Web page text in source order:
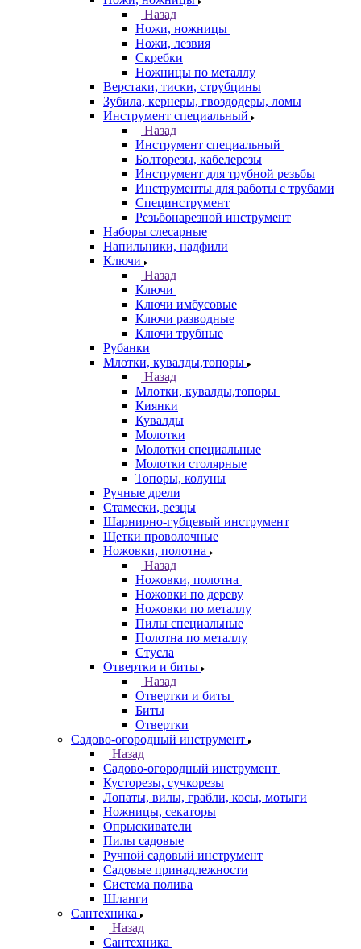
Назад
Ножи, ножницы
Ножи, лезвия
Скребки
Ножницы по металлу
Верстаки, тиски, струбцины
Зубила, кернеры, гвоздодеры, ломы
Инструмент специальный
Назад
Инструмент специальный
Болторезы, кабелерезы
Инструмент для трубной резьбы
Инструменты для работы с трубами
Специнструмент
Резьбонарезной инструмент
Наборы слесарные
Напильники, надфили
Ключи
Назад
Ключи
Ключи имбусовые
Ключи разводные
Ключи трубные
Рубанки
Млотки, кувалды,топоры
Назад
Млотки, кувалды,топоры
Киянки
Кувалды
Молотки
Молотки специальные
Молотки столярные
Топоры, колуны
Ручные дрели
Стамески, резцы
Шарнирно-губцевый инструмент
Щетки проволочные
Ножовки, полотна
Назад
Ножовки, полотна
Ножовки по дереву
Ножовки по металлу
Пилы специальные
Полотна по металлу
Стусла
Отвертки и биты
Назад
Отвертки и биты
Биты
Отвертки
Садово-огородный инструмент
Назад
Садово-огородный инструмент
Кусторезы, сучкорезы
Лопаты, вилы, грабли, косы, мотыги
Ножницы, секаторы
Опрыскиватели
Пилы садовые
Ручной садовый инструмент
Садовые принадлежности
Система полива
Шланги
Сантехника
Назад
Сантехника